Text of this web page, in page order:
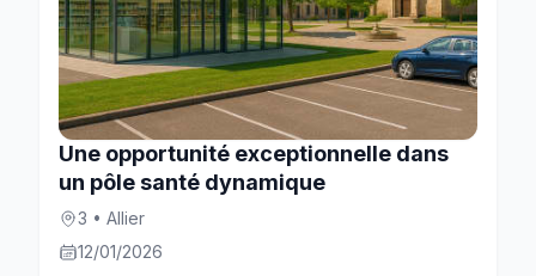
Une opportunité exceptionnelle dans
un pôle santé dynamique
3 • Allier
12/01/2026